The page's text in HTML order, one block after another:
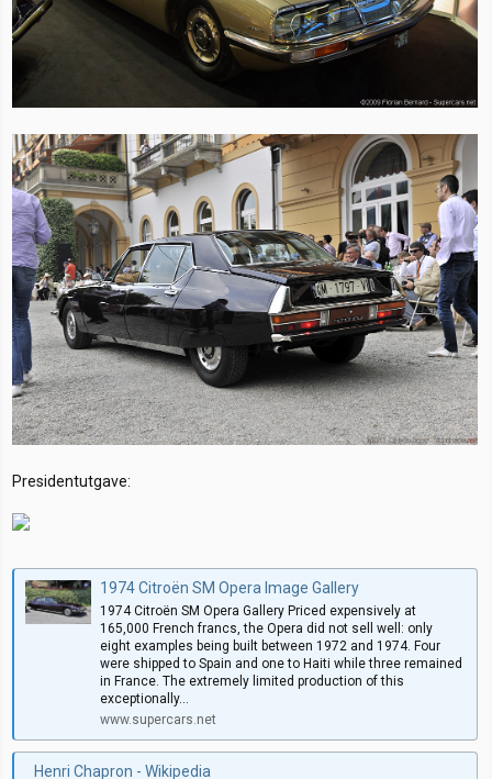
Presidentutgave:
1974 Citroën SM Opera Image Gallery
1974 Citroën SM Opera Gallery Priced expensively at
165,000 French francs, the Opera did not sell well: only
eight examples being built between 1972 and 1974. Four
were shipped to Spain and one to Haiti while three remained
in France. The extremely limited production of this
exceptionally...
www.supercars.net
Henri Chapron - Wikipedia